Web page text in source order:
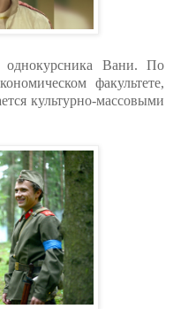
Вани. По
факультете,
культурно-массовыми